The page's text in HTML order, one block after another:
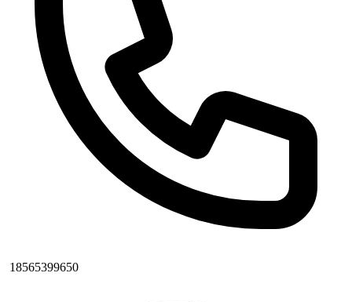
18565399650